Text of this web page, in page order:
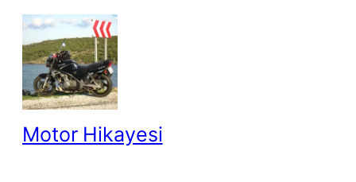
İçeriğe
Motor Hikayesi